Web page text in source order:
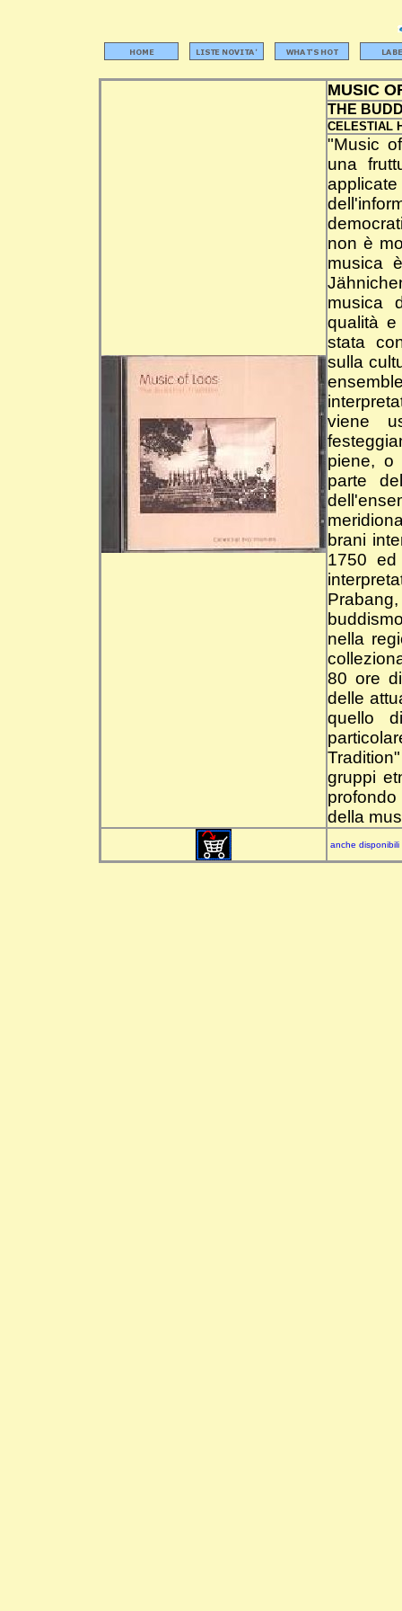
MUSIC
THE
CELESTIAL
"Music
una
non è
musica
musica
qualità
stata
sulla
viene
piene, o
parte
brani
1750
nella
80 ore
delle
quello
gruppi
della
anche disponibili